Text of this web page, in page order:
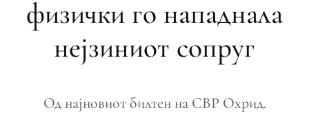
физички го нападнала
нејзиниот сопруг
Од најновиот билтен на СВР Охрид.